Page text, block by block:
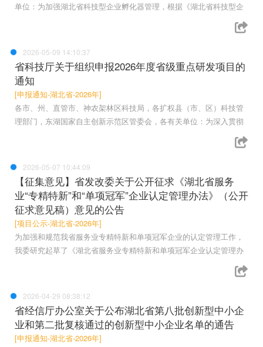
单位：为加强湖北省科技型企业孵化器管理，根据《湖北省科技型企
2026-05-09 14:10:37
省科技厅关于组织申报2026年度省级重点研发项目的
通知
[申报通知-湖北省-2026年]
各市、州、直管市、神农架林区科技局，各扩权县（市、区）科技管
理部门，东湖国家自主创新示范区管委会，各有关单位：为深入贯彻
2026-05-07 10:44:09
【征集意见】省发改委关于公开征求《湖北省服务
业“专精特新”和“单项冠军”企业认定管理办法》（公开
征求意见稿）意见的公告
[项目公示-湖北省-2026年]
为加强和规范我省服务业专精特新和单项冠军企业的认定管理工作，
我委研究起草了《湖北省服务业专精特新和单项冠军企业认定管理办
2026-04-29 08:38:12
省经信厅办公室关于公布湖北省第八批创新型中小企
业和第二批复核通过的创新型中小企业名单的通告
[申报通知-湖北省-2026年]